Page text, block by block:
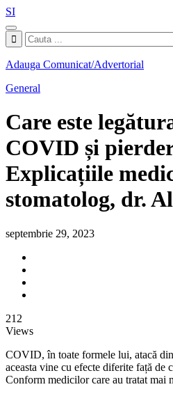
SI
Adauga Comunicat/Advertorial
General
Care este
COVID și
Explicațiile
stomatolog, dr.
septembrie 29, 2023
212
Views
COVID, în toate formele lui, atacă
aceasta vine cu efecte diferite față de
Conform medicilor care au tratat